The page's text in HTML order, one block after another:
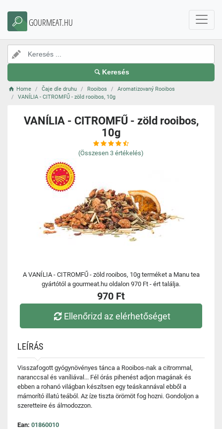
GOURMEAT.HU
Keresés
Home Čaje dle druhu Rooibos
Aromatizovaný Rooibos
VANÍLIA - CITROMFŰ - zöld rooibos, 10g
VANÍLIA - CITROMFŰ - zöld rooibos,
10g
(Összesen 3 értékelés)
A VANÍLIA - CITROMFŰ - zöld rooibos, 10g terméket a Manu tea
gyártótól a gourmeat.hu oldalon 970 Ft - ért találja.
970 Ft
Ellenőrizd az elérhetőséget
LEÍRÁS
Visszafogott gyógynövényes tánca a Rooibos-nak a citrommal,
naranccsal és vaníliával... Fél órás pihenést adjon magának és
ebben a rohanó világban készítsen egy teáskannával ebből a
mámorító illatú teából. Az íze tiszta örömöt fog hozni. Gondoljon a
szeretteire és álmodozzon.
Ean: 01860010